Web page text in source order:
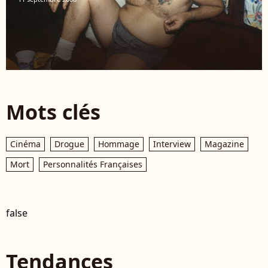
Mots clés
Cinéma Drogue Hommage Interview
Magazine
Mort
Personnalités Françaises
false
Tendances